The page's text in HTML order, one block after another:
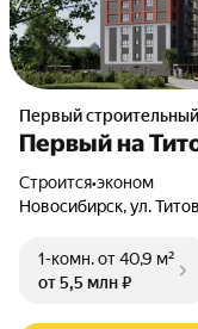
Первый строительный
Первый на
Строится•эконом
Новосибирск, ул.
1-комн.от 40,9 м²
от 5,5 млн ₽